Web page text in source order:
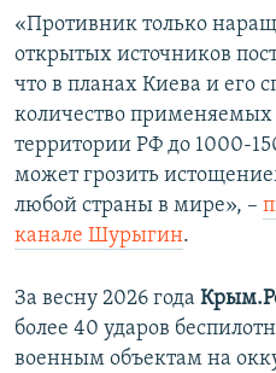
«Противник только
открытых источников
что в планах Киева и его
количество
территории РФ до 1000-
может грозить
любой страны в мире», –
канале Шурыгин.
За весну 2026 года
более 40 ударов
военным объектам на